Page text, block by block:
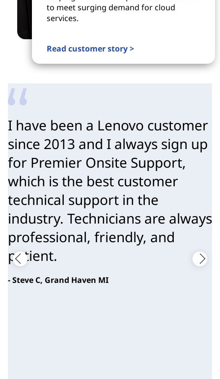
to meet surging demand for cloud
services.
Read customer story >
I have been a Lenovo customer
since 2013 and I always sign up
for Premier Onsite Support,
which is the best customer
technical support in the
industry. Technicians are always
professional, friendly, and
patient.
- Steve C, Grand Haven MI